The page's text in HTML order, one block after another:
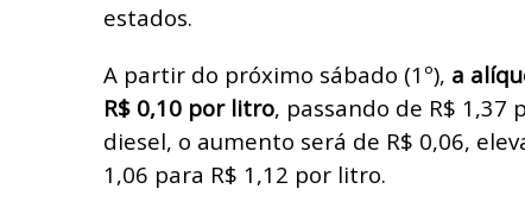
estados.
A partir do próximo sábado (1º), a
R$ 0,10 por litro, passando de R$ 1,37
diesel, o aumento será de R$ 0,06,
1,06 para R$ 1,12 por litro.